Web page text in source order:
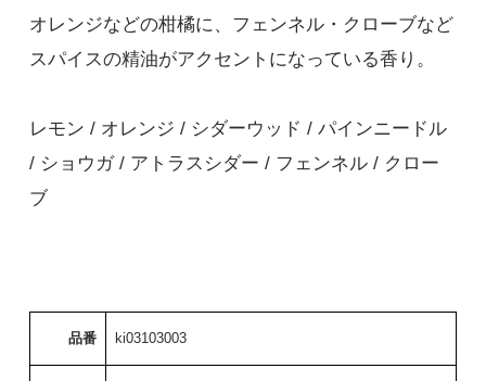
オレンジなどの柑橘に、フェンネル・クローブなど
スパイスの精油がアクセントになっている香り。
レモン / オレンジ / シダーウッド / パインニードル
/ ショウガ / アトラスシダー / フェンネル / クロー
ブ
品番 ki03103003